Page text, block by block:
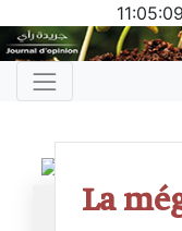
11:05:10
La